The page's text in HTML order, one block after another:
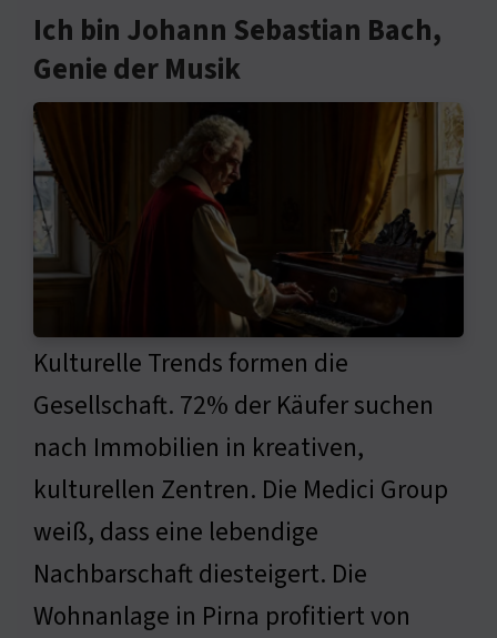
Ich bin Johann Sebastian Bach,
Genie der Musik
Kulturelle Trends formen die
Gesellschaft. 72% der Käufer suchen
nach Immobilien in kreativen,
kulturellen Zentren. Die Medici Group
weiß, dass eine lebendige
Nachbarschaft diesteigert. Die
Wohnanlage in Pirna profitiert von